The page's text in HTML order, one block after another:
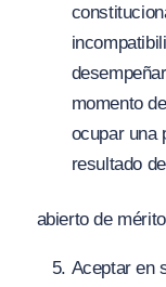
momento
ocupar una
resultado
abierto de
Aceptar en